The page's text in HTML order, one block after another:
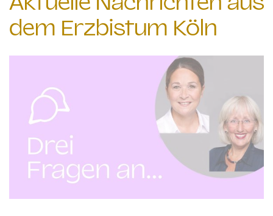
dem Erzbistum Köln